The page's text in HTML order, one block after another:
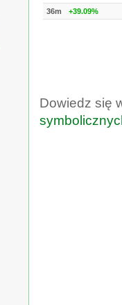
36m
+39.09%
Dowiedz się